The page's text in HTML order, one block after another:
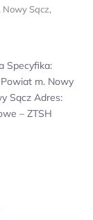
Nowy Sącz,
Specyfika:
m. Nowy
Sącz Adres:
– ZTSH